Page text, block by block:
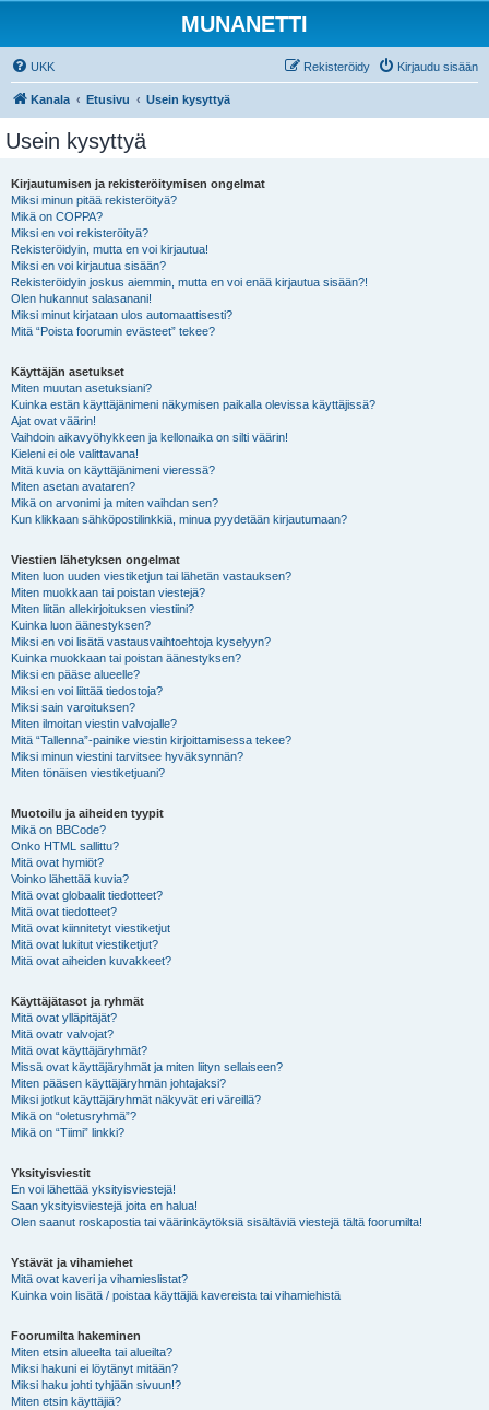
MUNANETTI
UKK Kirjaudu sisään
Rekisteröidy
Kanala Etusivu Usein kysyttyä
Usein kysyttyä
Kirjautumisen ja rekisteröitymisen ongelmat
Miksi minun pitää rekisteröityä?
Mikä on COPPA?
Miksi en voi rekisteröityä?
Rekisteröidyin, mutta en voi kirjautua!
Miksi en voi kirjautua sisään?
Rekisteröidyin joskus aiemmin, mutta en voi enää kirjautua sisään?!
Olen hukannut salasanani!
Miksi minut kirjataan ulos automaattisesti?
Mitä “Poista foorumin evästeet” tekee?
Käyttäjän asetukset
Miten muutan asetuksiani?
Kuinka estän käyttäjänimeni näkymisen paikalla olevissa käyttäjissä?
Ajat ovat väärin!
Vaihdoin aikavyöhykkeen ja kellonaika on silti väärin!
Kieleni ei ole valittavana!
Mitä kuvia on käyttäjänimeni vieressä?
Miten asetan avataren?
Mikä on arvonimi ja miten vaihdan sen?
Kun klikkaan sähköpostilinkkiä, minua pyydetään kirjautumaan?
Viestien lähetyksen ongelmat
Miten luon uuden viestiketjun tai lähetän vastauksen?
Miten muokkaan tai poistan viestejä?
Miten liitän allekirjoituksen viestiini?
Kuinka luon äänestyksen?
Miksi en voi lisätä vastausvaihtoehtoja kyselyyn?
Kuinka muokkaan tai poistan äänestyksen?
Miksi en pääse alueelle?
Miksi en voi liittää tiedostoja?
Miksi sain varoituksen?
Miten ilmoitan viestin valvojalle?
Mitä “Tallenna”-painike viestin kirjoittamisessa tekee?
Miksi minun viestini tarvitsee hyväksynnän?
Miten tönäisen viestiketjuani?
Muotoilu ja aiheiden tyypit
Mikä on BBCode?
Onko HTML sallittu?
Mitä ovat hymiöt?
Voinko lähettää kuvia?
Mitä ovat globaalit tiedotteet?
Mitä ovat tiedotteet?
Mitä ovat kiinnitetyt viestiketjut
Mitä ovat lukitut viestiketjut?
Mitä ovat aiheiden kuvakkeet?
Käyttäjätasot ja ryhmät
Mitä ovat ylläpitäjät?
Mitä ovatr valvojat?
Mitä ovat käyttäjäryhmät?
Missä ovat käyttäjäryhmät ja miten liityn sellaiseen?
Miten pääsen käyttäjäryhmän johtajaksi?
Miksi jotkut käyttäjäryhmät näkyvät eri väreillä?
Mikä on “oletusryhmä”?
Mikä on “Tiimi” linkki?
Yksityisviestit
En voi lähettää yksityisviestejä!
Saan yksityisviestejä joita en halua!
Olen saanut roskapostia tai väärinkäytöksiä sisältäviä viestejä tältä foorumilta!
Ystävät ja vihamiehet
Mitä ovat kaveri ja vihamieslistat?
Kuinka voin lisätä / poistaa käyttäjiä kavereista tai vihamiehistä
Foorumilta hakeminen
Miten etsin alueelta tai alueilta?
Miksi hakuni ei löytänyt mitään?
Miksi haku johti tyhjään sivuun!?
Miten etsin käyttäjiä?